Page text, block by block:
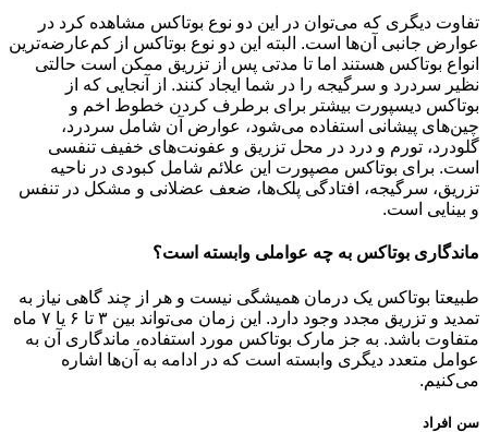
تفاوت دیگری که می‌توان در این دو نوع بوتاکس مشاهده کرد در
عوارض جانبی آن‌ها است. البته این دو نوع بوتاکس از کم‌عارضه‌ترین
انواع بوتاکس هستند اما تا مدتی پس از تزریق ممکن است حالتی
نظیر سردرد و سرگیجه را در شما ایجاد کنند. از آنجایی‌ که از
بوتاکس دیسپورت بیشتر برای برطرف کردن خطوط اخم و
چین‌های پیشانی استفاده می‌شود، عوارض آن شامل سردرد،
گلودرد، تورم و درد در محل تزریق و عفونت‌های خفیف تنفسی
است. برای بوتاکس مصپورت این علائم شامل کبودی در ناحیه
تزریق، سرگیجه، افتادگی پلک‌ها، ضعف عضلانی و مشکل در تنفس
و بینایی است.
ماندگاری بوتاکس به چه عواملی وابسته است؟
طبیعتا بوتاکس یک درمان همیشگی نیست و هر از چند گاهی نیاز به
تمدید و تزریق مجدد وجود دارد. این زمان می‌تواند بین ۳ تا ۶ یا ۷ ماه
متفاوت باشد. به جز مارک بوتاکس مورد استفاده، ماندگاری آن به
عوامل متعدد دیگری وابسته است که در ادامه به آن‌ها اشاره
می‌کنیم.
سن افراد